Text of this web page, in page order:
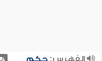
الفهرس:حكم